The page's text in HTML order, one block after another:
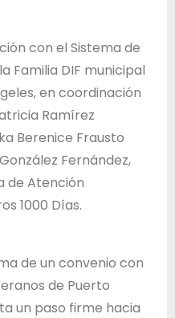
con el Sistema de
Familia DIF municipal
en coordinación
Ramírez
Berenice Frausto
Fernández,
de Atención
1000 Días.
de un convenio con
de Puerto
un paso firme hacia